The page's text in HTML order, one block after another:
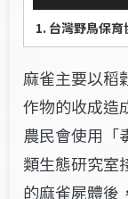
放
1. 台灣野鳥保育
麻雀主要以稻
作物的收成造
農民會使用「
類生態研究室
的麻雀屍體後